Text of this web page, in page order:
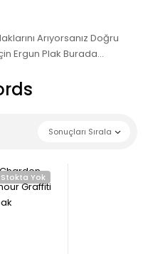
Arıyorsanız Doğru
Ergun Plak Burada…
Sonuçları Sırala
Stokta Yok